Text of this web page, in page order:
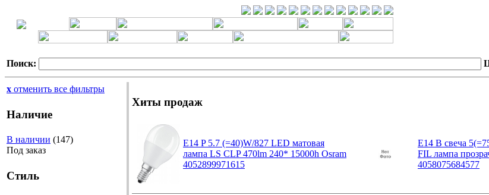
Поиск:
x отменить все фильтры
Наличие
В наличии (147)
Под заказ
Стиль
Хиты продаж
E14 P 5.7 (=40)W/827 LED матовая
лампа LS CLP 470lm 240* 15000h Osram
4052899971615
E14 B свеча
FIL лампа
4058075684577